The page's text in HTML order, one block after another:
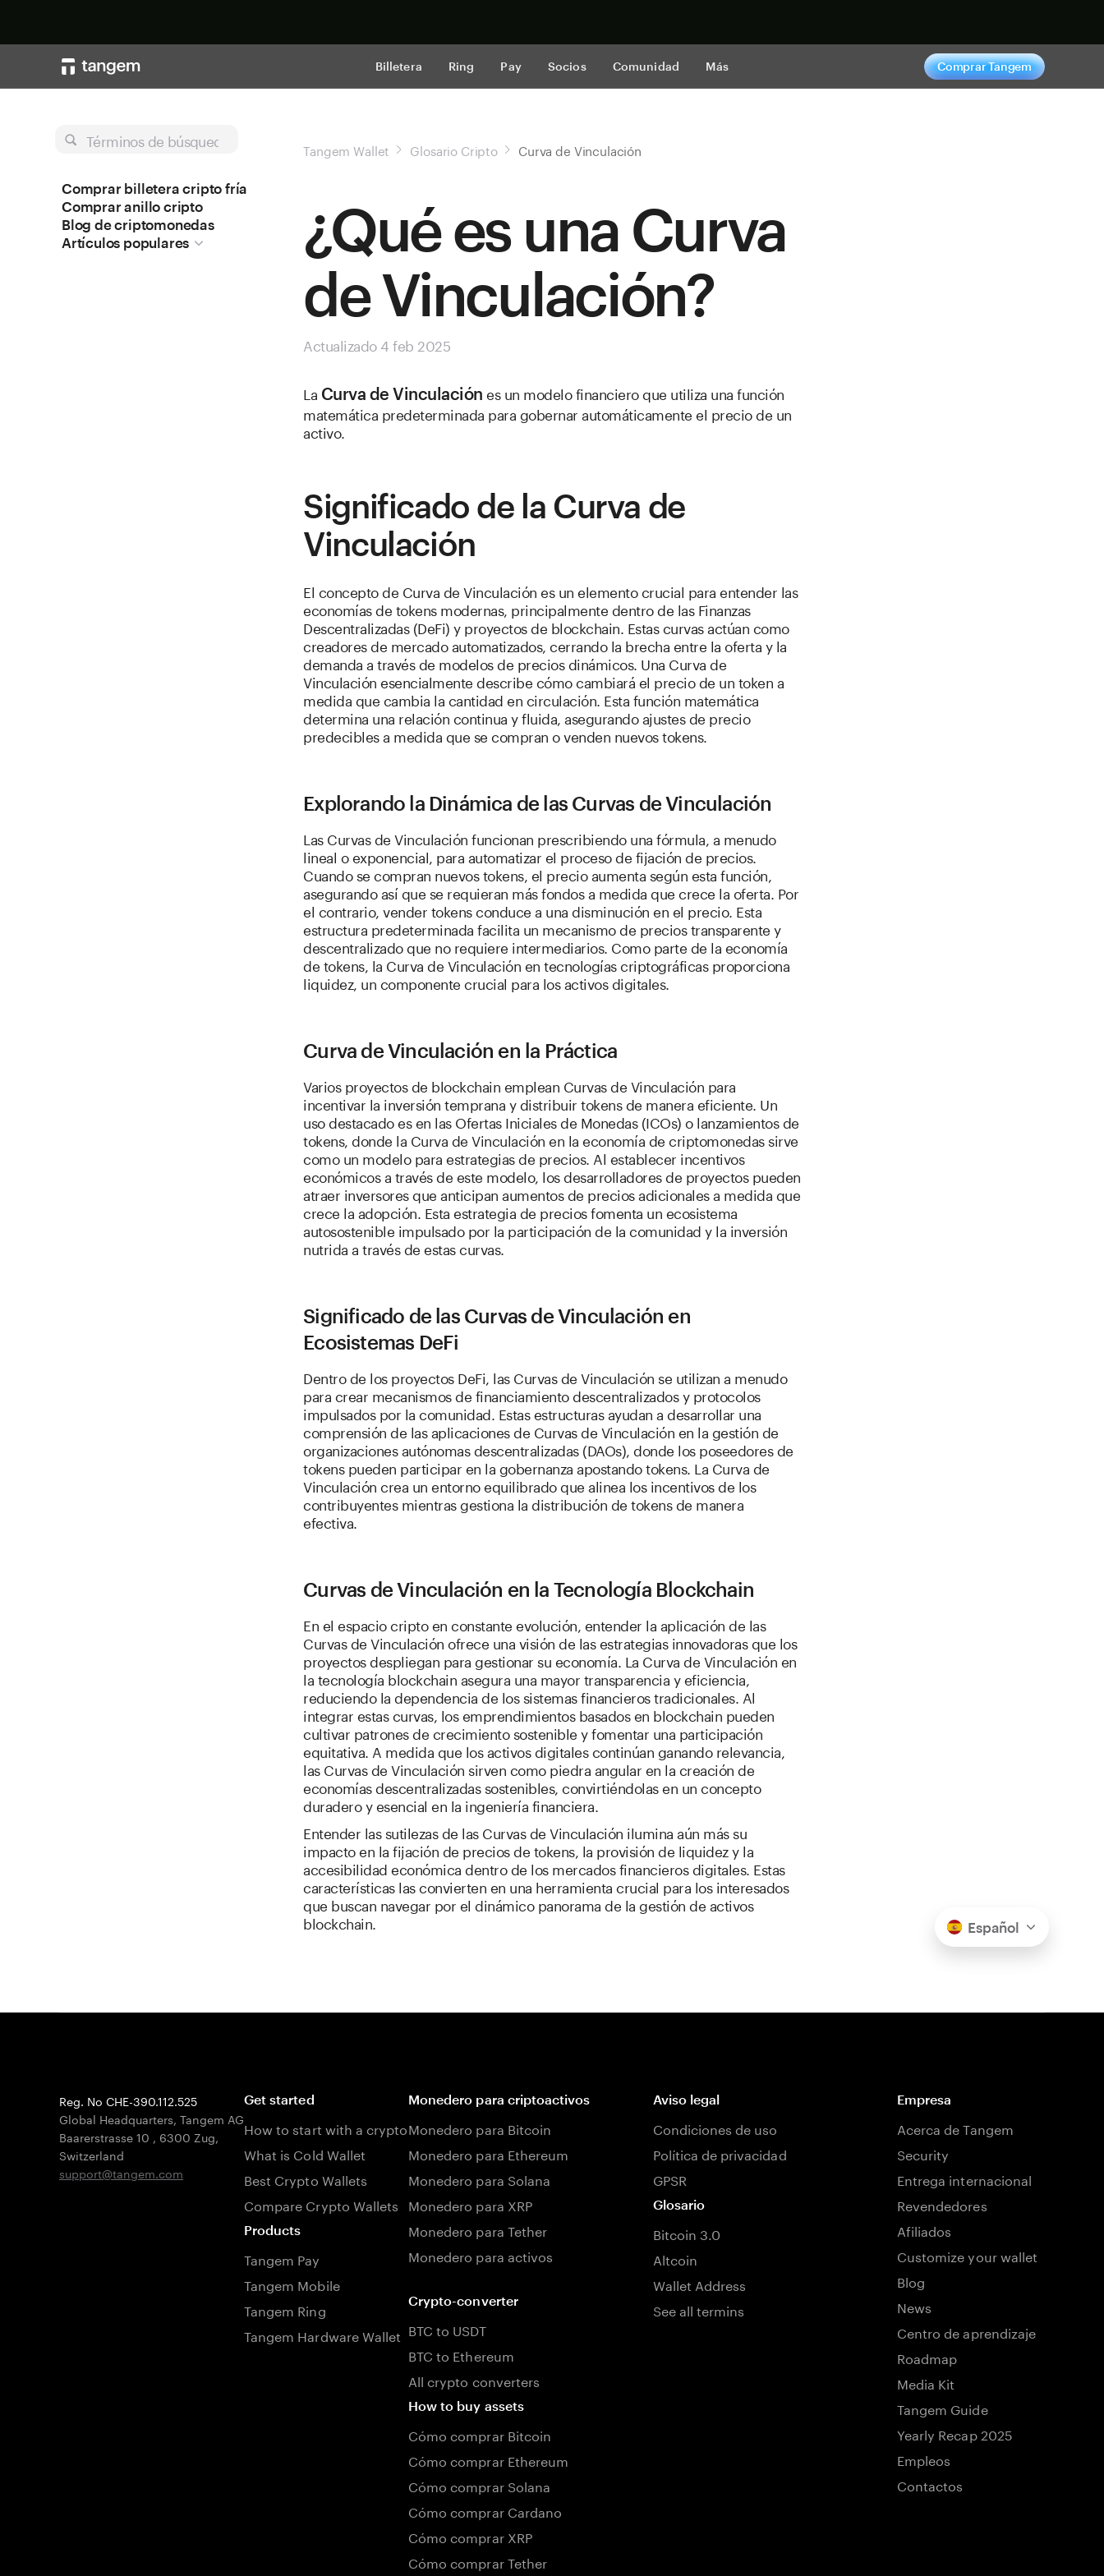
Billetera Ring Pay Socios Comunidad Más Comprar Tangem
Términos de búsqueda
Comprar billetera cripto fría
Comprar anillo cripto
Blog de criptomonedas
Artículos populares
Tangem Wallet Glosario Cripto Curva de Vinculación
¿Qué es una Curva
de Vinculación?
Actualizado 4 feb 2025
La Curva de Vinculación es un modelo financiero que utiliza una función
matemática predeterminada para gobernar automáticamente el precio de un
activo.
Significado de la Curva de
Vinculación
El concepto de Curva de Vinculación es un elemento crucial para entender las
economías de tokens modernas, principalmente dentro de las Finanzas
Descentralizadas (DeFi) y proyectos de blockchain. Estas curvas actúan como
creadores de mercado automatizados, cerrando la brecha entre la oferta y la
demanda a través de modelos de precios dinámicos. Una Curva de
Vinculación esencialmente describe cómo cambiará el precio de un token a
medida que cambia la cantidad en circulación. Esta función matemática
determina una relación continua y fluida, asegurando ajustes de precio
predecibles a medida que se compran o venden nuevos tokens.
Explorando la Dinámica de las Curvas de Vinculación
Las Curvas de Vinculación funcionan prescribiendo una fórmula, a menudo
lineal o exponencial, para automatizar el proceso de fijación de precios.
Cuando se compran nuevos tokens, el precio aumenta según esta función,
asegurando así que se requieran más fondos a medida que crece la oferta. Por
el contrario, vender tokens conduce a una disminución en el precio. Esta
estructura predeterminada facilita un mecanismo de precios transparente y
descentralizado que no requiere intermediarios. Como parte de la economía
de tokens, la Curva de Vinculación en tecnologías criptográficas proporciona
liquidez, un componente crucial para los activos digitales.
Curva de Vinculación en la Práctica
Varios proyectos de blockchain emplean Curvas de Vinculación para
incentivar la inversión temprana y distribuir tokens de manera eficiente. Un
uso destacado es en las Ofertas Iniciales de Monedas (ICOs) o lanzamientos de
tokens, donde la Curva de Vinculación en la economía de criptomonedas sirve
como un modelo para estrategias de precios. Al establecer incentivos
económicos a través de este modelo, los desarrolladores de proyectos pueden
atraer inversores que anticipan aumentos de precios adicionales a medida que
crece la adopción. Esta estrategia de precios fomenta un ecosistema
autosostenible impulsado por la participación de la comunidad y la inversión
nutrida a través de estas curvas.
Significado de las Curvas de Vinculación en
Ecosistemas DeFi
Dentro de los proyectos DeFi, las Curvas de Vinculación se utilizan a menudo
para crear mecanismos de financiamiento descentralizados y protocolos
impulsados por la comunidad. Estas estructuras ayudan a desarrollar una
comprensión de las aplicaciones de Curvas de Vinculación en la gestión de
organizaciones autónomas descentralizadas (DAOs), donde los poseedores de
tokens pueden participar en la gobernanza apostando tokens. La Curva de
Vinculación crea un entorno equilibrado que alinea los incentivos de los
contribuyentes mientras gestiona la distribución de tokens de manera
efectiva.
Curvas de Vinculación en la Tecnología Blockchain
En el espacio cripto en constante evolución, entender la aplicación de las
Curvas de Vinculación ofrece una visión de las estrategias innovadoras que los
proyectos despliegan para gestionar su economía. La Curva de Vinculación en
la tecnología blockchain asegura una mayor transparencia y eficiencia,
reduciendo la dependencia de los sistemas financieros tradicionales. Al
integrar estas curvas, los emprendimientos basados en blockchain pueden
cultivar patrones de crecimiento sostenible y fomentar una participación
equitativa. A medida que los activos digitales continúan ganando relevancia,
las Curvas de Vinculación sirven como piedra angular en la creación de
economías descentralizadas sostenibles, convirtiéndolas en un concepto
duradero y esencial en la ingeniería financiera.
Entender las sutilezas de las Curvas de Vinculación ilumina aún más su
impacto en la fijación de precios de tokens, la provisión de liquidez y la
accesibilidad económica dentro de los mercados financieros digitales. Estas
características las convierten en una herramienta crucial para los interesados
que buscan navegar por el dinámico panorama de la gestión de activos
blockchain.
Español
Reg. No CHE-390.112.525
Global Headquarters, Tangem AG
Baarerstrasse 10 , 6300 Zug,
Switzerland
support@tangem.com
Get started
How to start with a crypto
What is Cold Wallet
Best Crypto Wallets
Compare Crypto Wallets
Products
Tangem Pay
Tangem Mobile
Tangem Ring
Tangem Hardware Wallet
Monedero para criptoactivos
Monedero para Bitcoin
Monedero para Ethereum
Monedero para Solana
Monedero para XRP
Monedero para Tether
Monedero para activos
Crypto-converter
BTC to USDT
BTC to Ethereum
All crypto converters
How to buy assets
Cómo comprar Bitcoin
Cómo comprar Ethereum
Cómo comprar Solana
Cómo comprar Cardano
Cómo comprar XRP
Cómo comprar Tether
Aviso legal
Condiciones de uso
Política de privacidad
GPSR
Glosario
Bitcoin 3.0
Altcoin
Wallet Address
See all termins
Empresa
Acerca de Tangem
Security
Entrega internacional
Revendedores
Afiliados
Customize your wallet
Blog
News
Centro de aprendizaje
Roadmap
Media Kit
Tangem Guide
Yearly Recap 2025
Empleos
Contactos